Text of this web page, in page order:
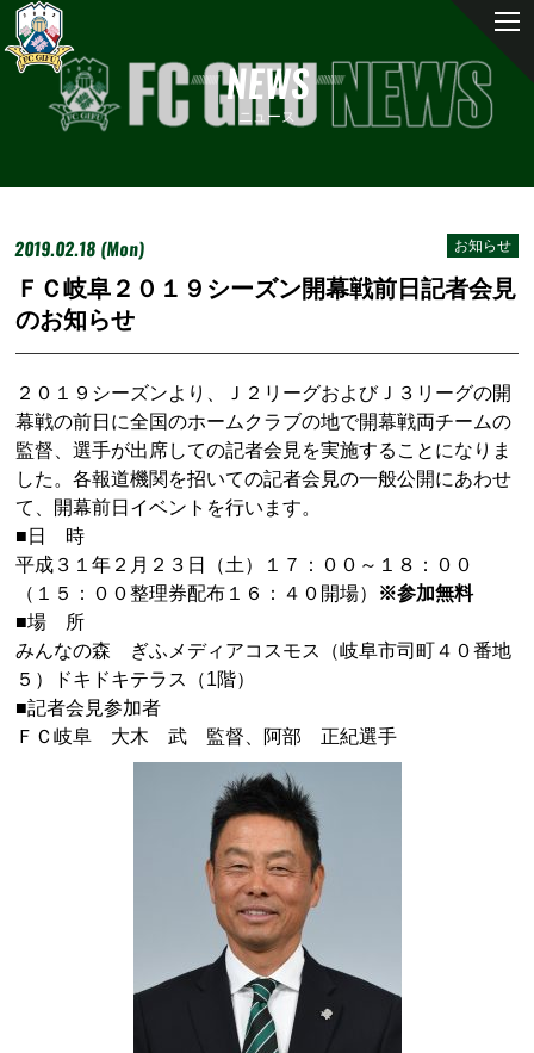
NEWS
ニュース
2019.02.18 (Mon) お知らせ
ＦＣ岐阜２０１９シーズン開幕戦前日記者会見
のお知らせ
２０１９シーズンより、Ｊ２リーグおよびＪ３リーグの開
幕戦の前日に全国のホームクラブの地で開幕戦両チームの
監督、選手が出席しての記者会見を実施することになりま
した。各報道機関を招いての記者会見の一般公開にあわせ
て、開幕前日イベントを行います。
■日 時
平成３１年２月２３日（土）１７：００～１８：００
（１５：００整理券配布１６：４０開場） ※参加無料
■場 所
みんなの森 ぎふメディアコスモス（岐阜市司町４０番地
５）ドキドキテラス（1階）
■記者会見参加者
ＦＣ岐阜 大木 武 監督、阿部 正紀選手